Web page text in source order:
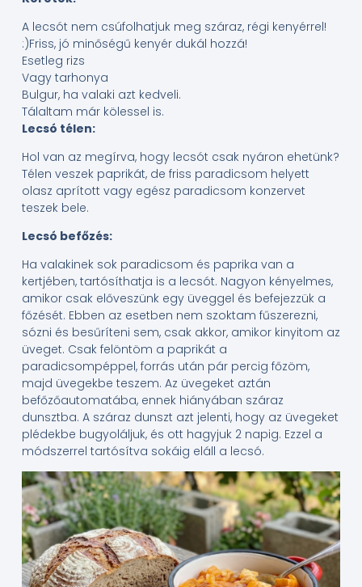
A lecsót nem csúfolhatjuk meg száraz, régi kenyérrel!
:)Friss, jó minőségű kenyér dukál hozzá!
Esetleg rizs
Vagy tarhonya
Bulgur, ha valaki azt kedveli.
Tálaltam már kölessel is.
Lecsó télen:
Hol van az megírva, hogy lecsót csak nyáron ehetünk?
Télen veszek paprikát, de friss paradicsom helyett
olasz aprított vagy egész paradicsom konzervet
teszek bele.
Lecsó befőzés:
Ha valakinek sok paradicsom és paprika van a
kertjében, tartósíthatja is a lecsót. Nagyon kényelmes,
amikor csak előveszünk egy üveggel és befejezzük a
főzését. Ebben az esetben nem szoktam fűszerezni,
sózni és besűríteni sem, csak akkor, amikor kinyitom az
üveget. Csak felöntöm a paprikát a
paradicsompéppel, forrás után pár percig főzöm,
majd üvegekbe teszem. Az üvegeket aztán
befőzőautomatába, ennek hiányában száraz
dunsztba. A száraz dunszt azt jelenti, hogy az üvegeket
plédekbe bugyoláljuk, és ott hagyjuk 2 napig. Ezzel a
módszerrel tartósítva sokáig eláll a lecsó.